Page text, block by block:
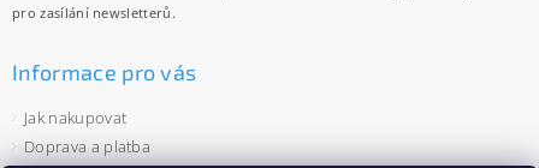
pro zasílání newsletterů.
Informace pro vás
Jak nakupovat
Doprava a platba